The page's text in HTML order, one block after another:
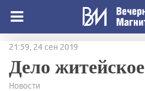
21:59, 24 сен 2019
Дело житейское
Новости